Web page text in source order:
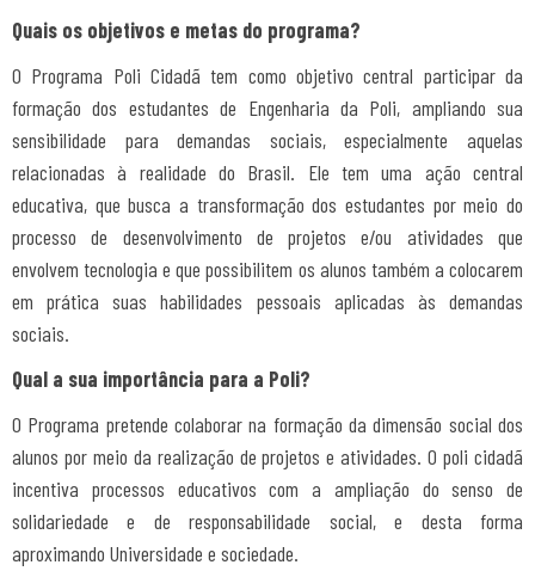
Quais os objetivos e metas do programa?
O Programa Poli Cidadã tem como objetivo central participar da
formação dos estudantes de Engenharia da Poli, ampliando sua
sensibilidade para demandas sociais, especialmente aquelas
relacionadas à realidade do Brasil. Ele tem uma ação central
educativa, que busca a transformação dos estudantes por meio do
processo de desenvolvimento de projetos e/ou atividades que
envolvem tecnologia e que possibilitem os alunos também a colocarem
em prática suas habilidades pessoais aplicadas às demandas
sociais.
Qual a sua importância para a Poli?
O Programa pretende colaborar na formação da dimensão social dos
alunos por meio da realização de projetos e atividades. O poli cidadã
incentiva processos educativos com a ampliação do senso de
solidariedade e de responsabilidade social, e desta forma
aproximando Universidade e sociedade.